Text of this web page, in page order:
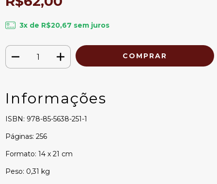
3x de R$20,67 sem juros
Informações
ISBN: 978-85-5638-251-1
Páginas: 256
Formato: 14 x 21 cm
Peso: 0,31 kg